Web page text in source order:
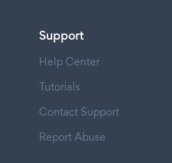
Support
Help Center
Tutorials
Contact Support
Report Abuse